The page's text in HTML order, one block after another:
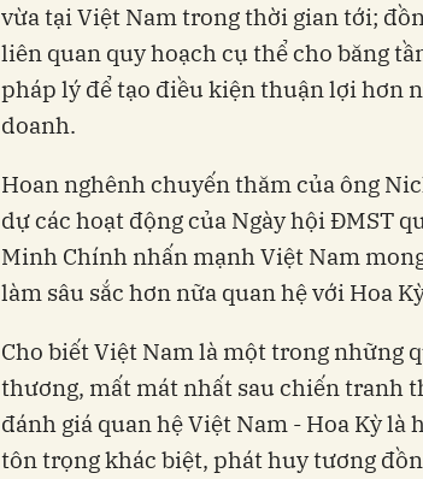
vừa tại Việt Nam trong thời gian tới;
liên quan quy hoạch cụ thể cho băng
pháp lý để tạo điều kiện thuận lợi hơn
doanh.
Hoan nghênh chuyến thăm của ông
dự các hoạt động của Ngày hội ĐMST
Minh Chính nhấn mạnh Việt Nam
làm sâu sắc hơn nữa quan hệ với Hoa
Cho biết Việt Nam là một trong những
thương, mất mát nhất sau chiến tranh
đánh giá quan hệ Việt Nam - Hoa Kỳ là
tôn trọng khác biệt, phát huy tương